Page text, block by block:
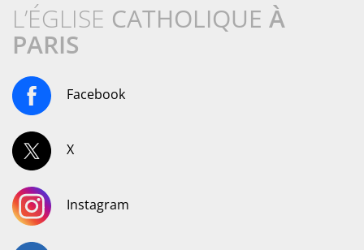
L’ÉGLISE CATHOLIQUE À
PARIS
Facebook
X
Instagram